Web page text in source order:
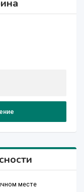
месте